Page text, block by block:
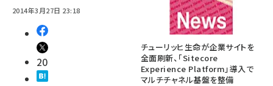
2014年3月27日 23:18
20
チューリッヒ生命が企業サイトを
全面刷新、「Sitecore
Experience Platform」導入で
マルチチャネル基盤を整備